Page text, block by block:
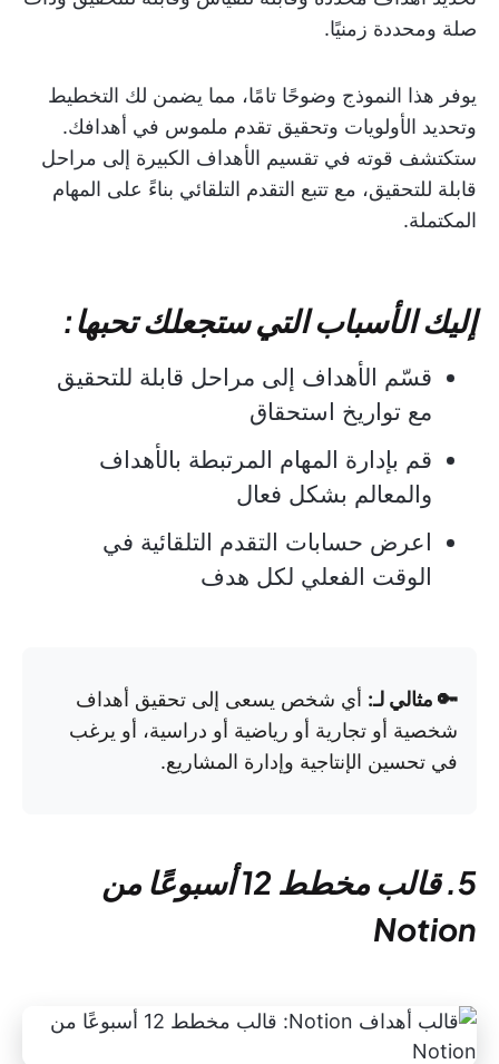
صلة ومحددة زمنيًا.
يوفر هذا النموذج وضوحًا تامًا، مما يضمن لك التخطيط
وتحديد الأولويات وتحقيق تقدم ملموس في أهدافك.
ستكتشف قوته في تقسيم الأهداف الكبيرة إلى مراحل
قابلة للتحقيق، مع تتبع التقدم التلقائي بناءً على المهام
المكتملة.
إليك الأسباب التي ستجعلك تحبها:
قسّم الأهداف إلى مراحل قابلة للتحقيق
مع تواريخ استحقاق
قم بإدارة المهام المرتبطة بالأهداف
والمعالم بشكل فعال
اعرض حسابات التقدم التلقائية في
الوقت الفعلي لكل هدف
🔑 مثالي لـ: أي شخص يسعى إلى تحقيق أهداف
شخصية أو تجارية أو رياضية أو دراسية، أو يرغب
في تحسين الإنتاجية وإدارة المشاريع.
5. قالب مخطط 12 أسبوعًا من
Notion